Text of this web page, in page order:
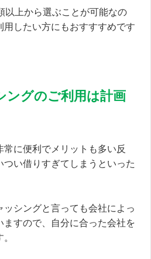
以上から選ぶことが可能なの
用したい方にもおすすすめです
ングのご利用は計画
に便利でメリットも多い反
い借りすぎてしまうといった
ッシングと言っても会社によっ
ますので、自分に合った会社を